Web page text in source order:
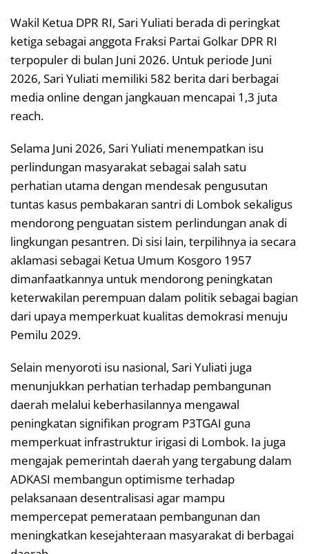
Wakil Ketua DPR RI, Sari Yuliati berada di peringkat
ketiga sebagai anggota Fraksi Partai Golkar DPR RI
terpopuler di bulan Juni 2026. Untuk periode Juni
2026, Sari Yuliati memiliki 582 berita dari berbagai
media online dengan jangkauan mencapai 1,3 juta
reach.
Selama Juni 2026, Sari Yuliati menempatkan isu
perlindungan masyarakat sebagai salah satu
perhatian utama dengan mendesak pengusutan
tuntas kasus pembakaran santri di Lombok sekaligus
mendorong penguatan sistem perlindungan anak di
lingkungan pesantren. Di sisi lain, terpilihnya ia secara
aklamasi sebagai Ketua Umum Kosgoro 1957
dimanfaatkannya untuk mendorong peningkatan
keterwakilan perempuan dalam politik sebagai bagian
dari upaya memperkuat kualitas demokrasi menuju
Pemilu 2029.
Selain menyoroti isu nasional, Sari Yuliati juga
menunjukkan perhatian terhadap pembangunan
daerah melalui keberhasilannya mengawal
peningkatan signifikan program P3TGAI guna
memperkuat infrastruktur irigasi di Lombok. Ia juga
mengajak pemerintah daerah yang tergabung dalam
ADKASI membangun optimisme terhadap
pelaksanaan desentralisasi agar mampu
mempercepat pemerataan pembangunan dan
meningkatkan kesejahteraan masyarakat di berbagai